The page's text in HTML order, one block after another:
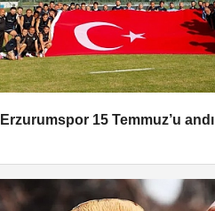
Erzurumspor 15 Temmuz’u andı